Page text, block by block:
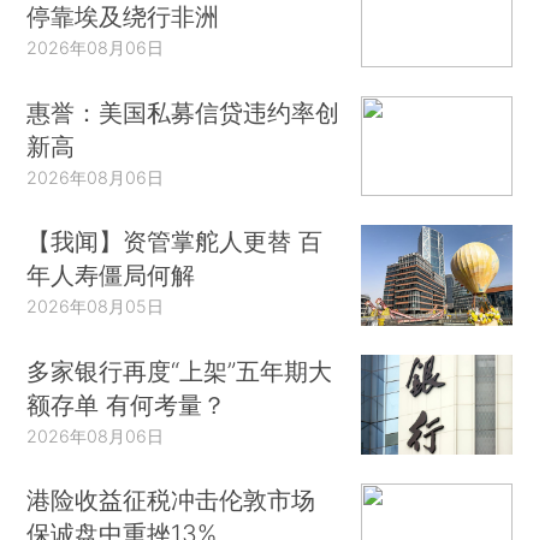
停靠埃及绕行非洲
2026年08月06日
惠誉：美国私募信贷违约率创
新高
2026年08月06日
【我闻】资管掌舵人更替 百
年人寿僵局何解
2026年08月05日
多家银行再度“上架”五年期大
额存单 有何考量？
2026年08月06日
港险收益征税冲击伦敦市场
保诚盘中重挫13%